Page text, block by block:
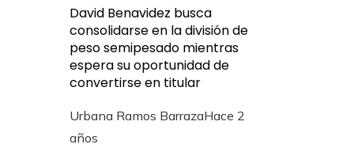
David Benavidez busca
consolidarse en la división de
peso semipesado mientras
espera su oportunidad de
convertirse en titular
Urbana Ramos BarrazaHace 2
años